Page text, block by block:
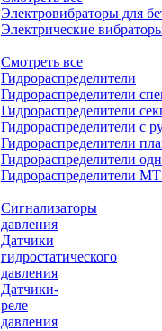
Электровибраторы для
Электрические
Смотреть все
Гидрораспределители
Гидрораспределители
Гидрораспределители
Гидрораспределители с
Гидрораспределители
Гидрораспределители
Гидрораспределители
Сигнализаторы
давления
Датчики
гидростатического
давления
Датчики-
реле
давления